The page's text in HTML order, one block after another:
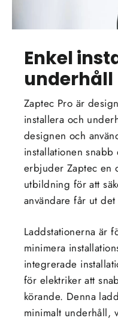
Enkel
underhåll
Zaptec Pro är
installera och
designen och
installationen
erbjuder Zaptec en
utbildning för att
användare får ut
Laddstationerna är
minimera
integrerade
för elektriker att
körande. Denna
minimalt underhåll,